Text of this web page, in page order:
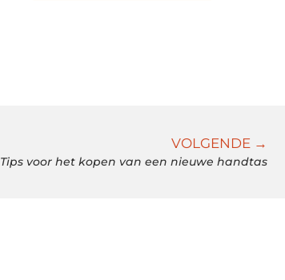
VOLGENDE →
Tips voor het kopen van een nieuwe handtas